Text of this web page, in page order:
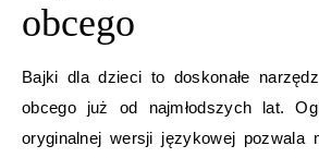
obcego
Bajki dla dzieci to doskonałe
obcego już od najmłodszych lat.
oryginalnej wersji językowej pozwala